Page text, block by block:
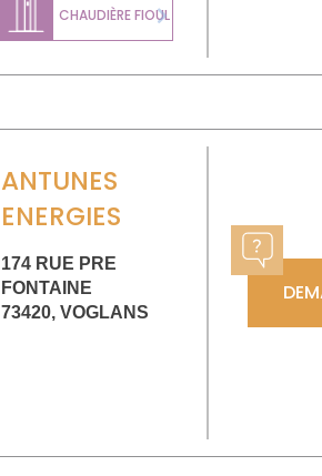
CHAUDIÈRE FIOUL
Next
ANTUNES
ENERGIES
174 RUE PRE
FONTAINE
73420,VOGLANS